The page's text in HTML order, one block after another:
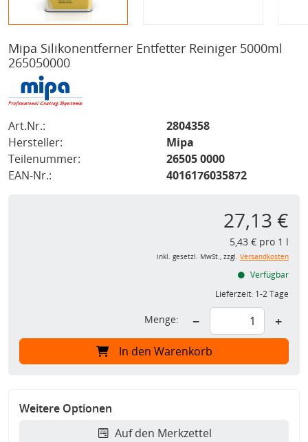
Mipa Silikonentferner Entfetter Reiniger 5000ml
265050000
Art.Nr.:
2804358
Hersteller:
Mipa
Teilenummer:
26505 0000
EAN-Nr.:
4016176035872
27,13 €
5,43 € pro 1 l
inkl. gesetzl. MwSt., zzgl. Versandkosten
Verfügbar
Lieferzeit: 1-2 Tage
Menge: − +
In den Warenkorb
Weitere Optionen
Auf den Merkzettel